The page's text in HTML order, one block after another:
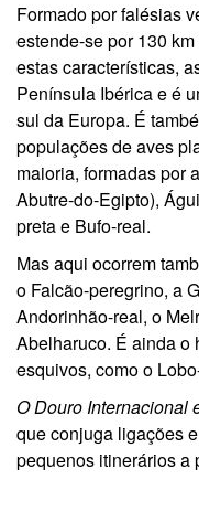
Formado por falésias
estende-se por 130
estas características,
Península Ibérica e é
sul da Europa. É
populações de aves
maioria, formadas por
Abutre-do-Egipto),
preta e Bufo-real.
Mas aqui ocorrem
o Falcão-peregrino, a
Andorinhão-real, o
Abelharuco. É ainda o
esquivos, como o
O Douro Internacional
que conjuga ligações
pequenos itinerários a